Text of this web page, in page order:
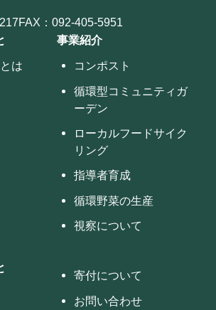
FAX：092-405-5951
は
事業紹介
コンポスト
循環型コミュニティガ
ーデン
ローカルフードサイク
リング
指導者育成
循環野菜の生産
視察について
寄付について
お問い合わせ